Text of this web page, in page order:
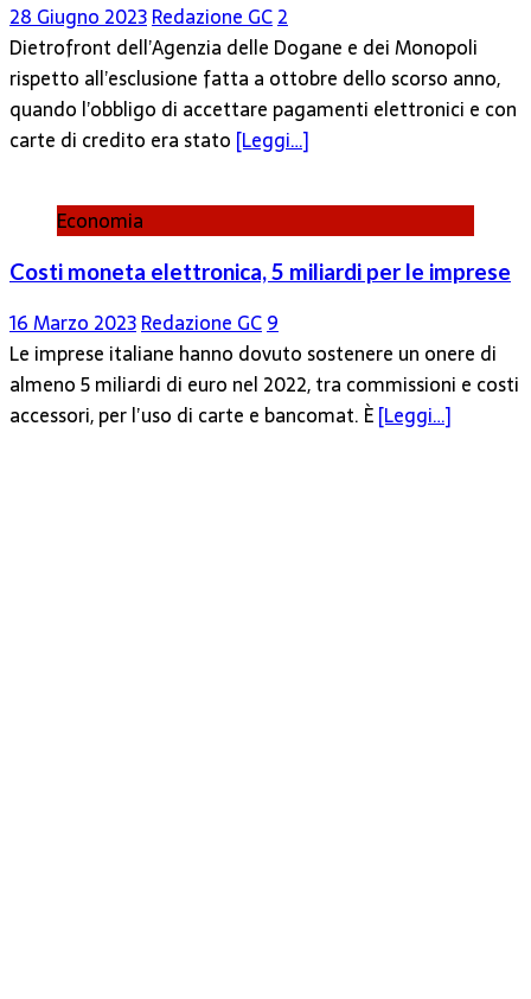
28 Giugno 2023Redazione GC2
Dietrofront dell’Agenzia delle Dogane e dei Monopoli
rispetto all’esclusione fatta a ottobre dello scorso anno,
quando l’obbligo di accettare pagamenti elettronici e con
carte di credito era stato [Leggi…]
Economia
Costi moneta elettronica, 5 miliardi per le imprese
16 Marzo 2023Redazione GC9
Le imprese italiane hanno dovuto sostenere un onere di
almeno 5 miliardi di euro nel 2022, tra commissioni e costi
accessori, per l’uso di carte e bancomat. È[Leggi…]